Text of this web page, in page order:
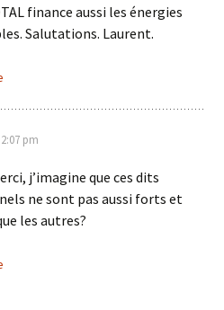
finance aussi les énergies
Salutations. Laurent.
pm
j’imagine que ces dits
ne sont pas aussi forts et
les autres?